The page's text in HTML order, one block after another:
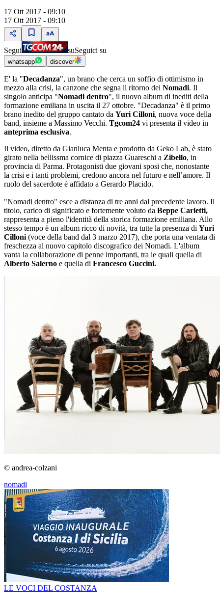
17 Ott 2017 - 09:10
17 Ott 2017 - 09:10
Segui suSeguici su
whatsapp discover
E' la "Decadanza", un brano che cerca un soffio di ottimismo in
mezzo alla crisi, la canzone che segna il ritorno dei Nomadi. Il
singolo anticipa "Nomadi dentro", il nuovo album di inediti della
formazione emiliana in uscita il 27 ottobre. "Decadanza" è il primo
brano inedito del gruppo cantato da Yuri Cilloni, nuova voce della
band, insieme a Massimo Vecchi. Tgcom24 vi presenta il video in
anteprima esclusiva.
Il video, diretto da Gianluca Menta e prodotto da Geko Lab, è stato
girato nella bellissma cornice di piazza Guareschi a Zibello, in
provincia di Parma. Protagonisti due giovani sposi che, nonostante
la crisi e i tanti problemi, credono ancora nel futuro e nell’amore. Il
ruolo del sacerdote è affidato a Gerardo Placido.
"Nomadi dentro" esce a distanza di tre anni dal precedente lavoro. Il
titolo, carico di significato e fortemente voluto da Beppe Carletti,
rappresenta a pieno l'identità della storica formazione emiliana. Allo
stesso tempo è un album ricco di novità, tra tutte la presenza di Yuri
Cilloni (voce della band dal 3 marzo 2017), che porta una ventata di
freschezza al nuovo capitolo discografico dei Nomadi. L'album
vanta la collaborazione di penne importanti, tra le quali quella di
Alberto Salerno e quella di Francesco Guccini.
© andrea-colzani
nomadi
LE VOCI DEL COSTANZA